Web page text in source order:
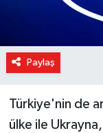
Paylaş
Türkiye'nin de
ülke ile Ukrayna,
Sağlık
Son Dakika
Spor